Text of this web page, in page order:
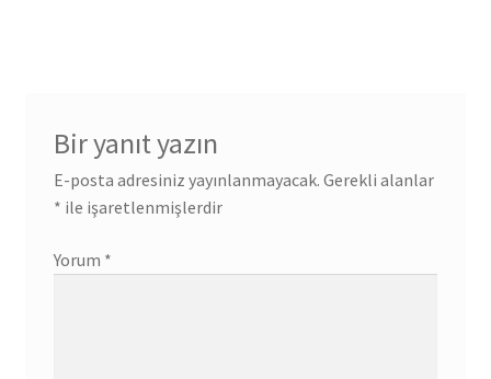
Bir yanıt yazın
E-posta adresiniz yayınlanmayacak. Gerekli alanlar
* ile işaretlenmişlerdir
Yorum *